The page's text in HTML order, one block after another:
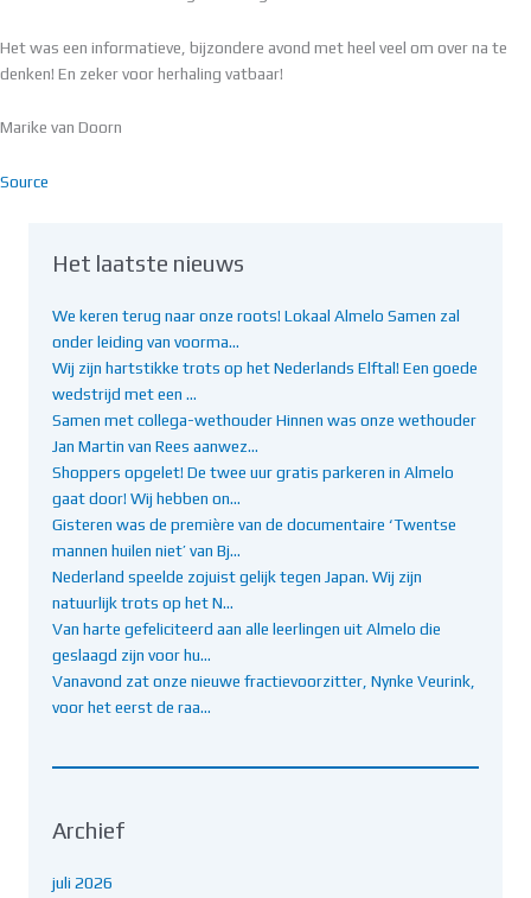
Het was een informatieve, bijzondere avond met heel veel om over na te
denken! En zeker voor herhaling vatbaar!
Marike van Doorn
Source
Het laatste nieuws
We keren terug naar onze roots! Lokaal Almelo Samen zal
onder leiding van voorma…
Wij zijn hartstikke trots op het Nederlands Elftal! Een goede
wedstrijd met een …
Samen met collega-wethouder Hinnen was onze wethouder
Jan Martin van Rees aanwez…
Shoppers opgelet! De twee uur gratis parkeren in Almelo
gaat door! Wij hebben on…
Gisteren was de première van de documentaire ‘Twentse
mannen huilen niet’ van Bj…
Nederland speelde zojuist gelijk tegen Japan. Wij zijn
natuurlijk trots op het N…
Van harte gefeliciteerd aan alle leerlingen uit Almelo die
geslaagd zijn voor hu…
Vanavond zat onze nieuwe fractievoorzitter, Nynke Veurink,
voor het eerst de raa…
Archief
juli 2026